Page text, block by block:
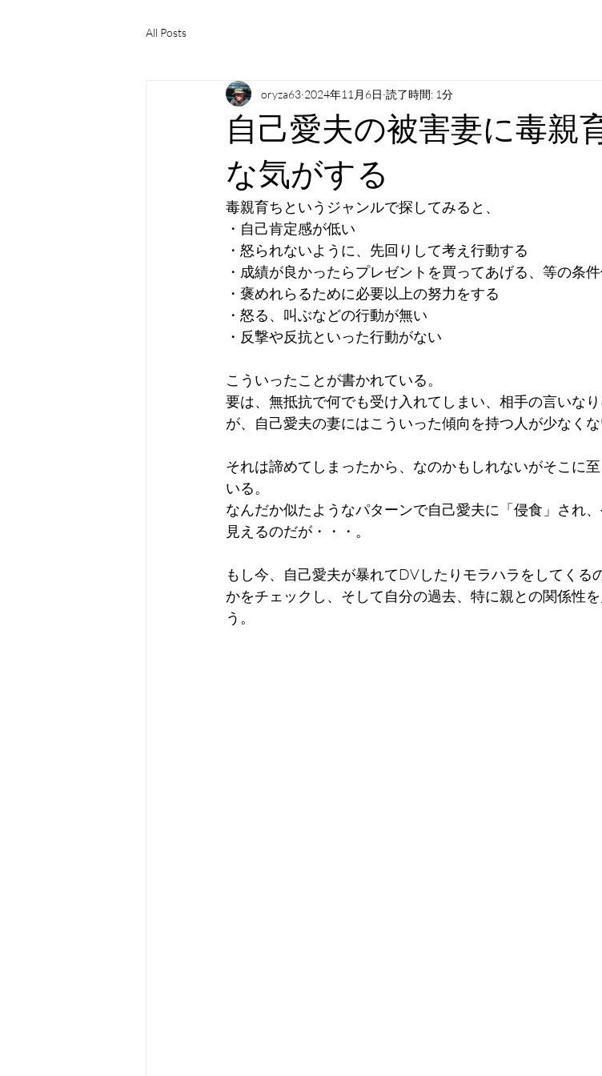
All Posts
自己愛夫の被害妻に毒親
な気がする
oryza63 2024年11月6日 読了時間: 1分
毒親育ちというジャンルで探してみると、
・自己肯定感が低い
・怒られないように、先回りして考え行動する
・成績が良かったらプレゼントを買ってあげる、等の条
・褒めれらるために必要以上の努力をする
・怒る、叫ぶなどの行動が無い
・反撃や反抗といった行動がない
こういったことが書かれている。
要は、無抵抗で何でも受け入れてしまい、相手の言いな
が、自己愛夫の妻にはこういった傾向を持つ人が少なくな
それは諦めてしまったから、なのかもしれないがそこに
いる。
なんだか似たようなパターンで自己愛夫に「侵食」され
見えるのだが・・・。
もし今、自己愛夫が暴れてDVしたりモラハラをしてくる
かをチェックし、そして自分の過去、特に親との関係性
う。